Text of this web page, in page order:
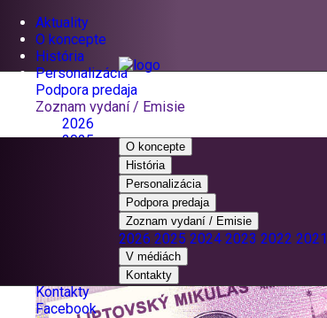
Aktuality
O koncepte
História
Personalizácia
Podpora predaja
Zoznam vydaní / Emisie
2026
2025
Kontakty
Facebook
O koncepte
História
Personalizácia
Podpora predaja
Zoznam vydaní / Emisie
2026 2025 2024 2023 2022 2021
V médiách
Kontakty